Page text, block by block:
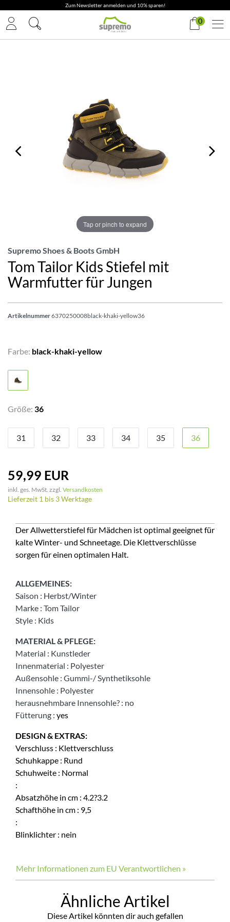
Zum Newsletter anmelden und 10% sparen!
0
Tap or pinch to expand
Supremo Shoes & Boots GmbH
Tom Tailor Kids Stiefel mit
Warmfutter für Jungen
Artikelnummer6370250008black-khaki-yellow36
Farbe: black-khaki-yellow
Größe: 36
31 32 33 34 35 36
59,99 EUR
inkl. ges. MwSt. zzgl. Versandkosten
Lieferzeit 1 bis 3 Werktage
Der Allwetterstiefel für Mädchen ist optimal geeignet für
kalte Winter- und Schneetage. Die Klettverschlüsse
sorgen für einen optimalen Halt.
ALLGEMEINES:
Saison : Herbst/Winter
Marke : Tom Tailor
Style : Kids
MATERIAL & PFLEGE:
Material : Kunstleder
Innenmaterial : Polyester
Außensohle : Gummi-/ Synthetiksohle
Innensohle : Polyester
herausnehmbare Innensohle? : no
Fütterung : yes
DESIGN & EXTRAS:
Verschluss : Klettverschluss
Schuhkappe : Rund
Schuhweite : Normal
:
Absatzhöhe in cm : 4.2?3.2
Schafthöhe in cm : 9,5
:
Blinklichter : nein
Mehr Informationen zum EU Verantwortlichen »
Ähnliche Artikel
Diese Artikel könnten dir auch gefallen